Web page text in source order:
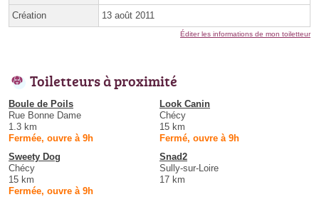
Création 13 août 2011
Éditer les informations de mon toiletteur
Toiletteurs à proximité
Boule de Poils
Rue Bonne Dame
1.3 km
Fermée, ouvre à 9h
Look Canin
Chécy
15 km
Fermé, ouvre à 9h
Sweety Dog
Chécy
15 km
Fermée, ouvre à 9h
Snad2
Sully-sur-Loire
17 km